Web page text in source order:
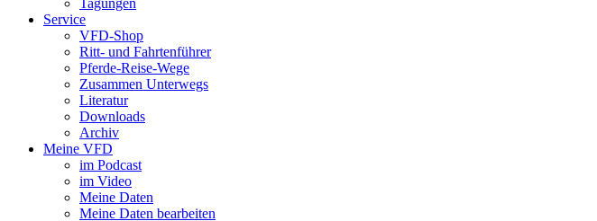
Tagungen
Service
VFD-Shop
Ritt- und Fahrtenführer
Pferde-Reise-Wege
Zusammen Unterwegs
Literatur
Downloads
Archiv
Meine VFD
im Podcast
im Video
Meine Daten
Meine Daten bearbeiten